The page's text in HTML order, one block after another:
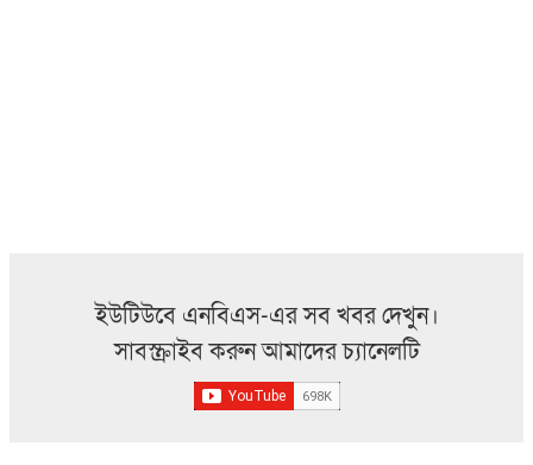
ইউটিউবে এনবিএস-এর সব খবর দেখুন।
সাবস্ক্রাইব করুন আমাদের চ্যানেলটি